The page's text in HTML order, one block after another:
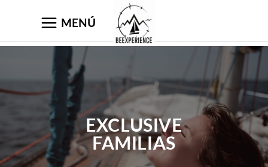
MENÚ
EXCLUSIVE
FAMILIAS